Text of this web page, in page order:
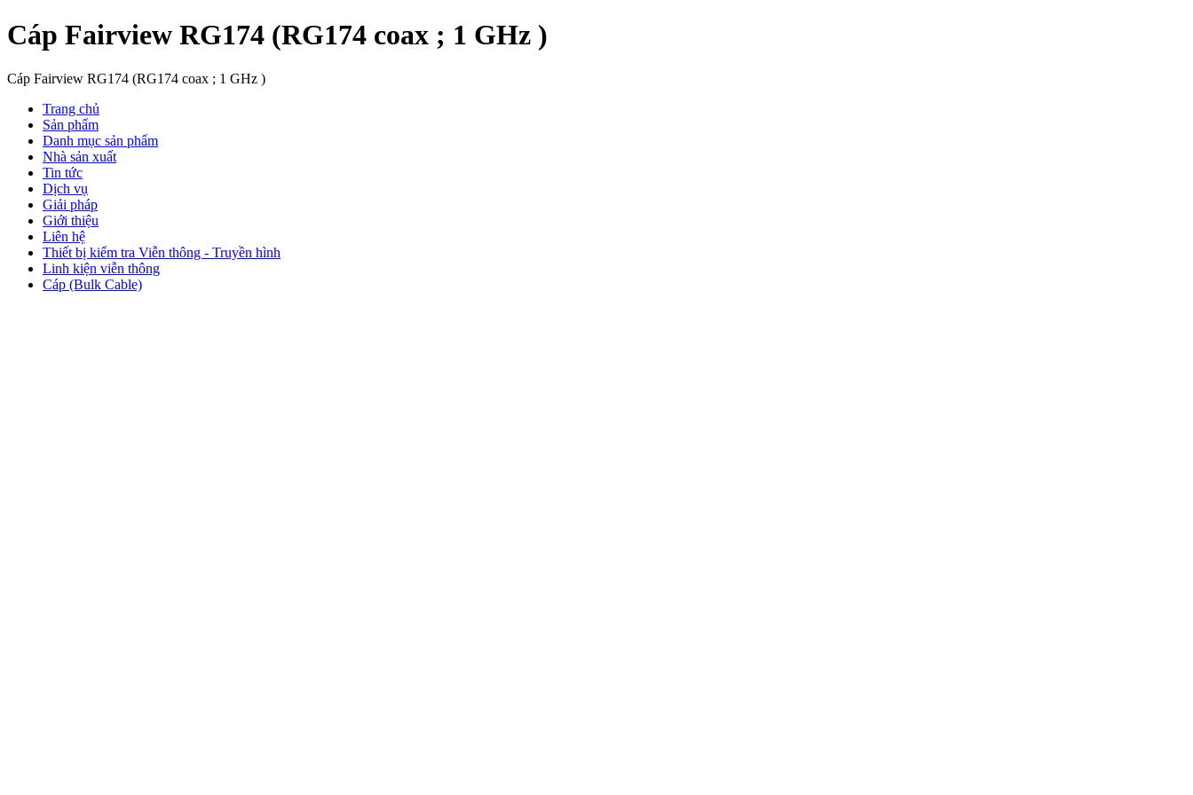
Cáp Fairview RG174 (RG174 coax ; 1 GHz )
Cáp Fairview RG174 (RG174 coax ; 1 GHz )
Trang chủ
Sản phẩm
Danh mục sản phẩm
Nhà sản xuất
Tin tức
Dịch vụ
Giải pháp
Giới thiệu
Liên hệ
Thiết bị kiểm tra Viễn thông - Truyền hình
Linh kiện viễn thông
Cáp (Bulk Cable)